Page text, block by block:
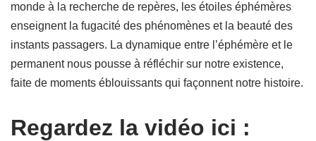
monde à la recherche de repères, les étoiles éphémères
enseignent la fugacité des phénomènes et la beauté des
instants passagers. La dynamique entre l’éphémère et le
permanent nous pousse à réfléchir sur notre existence,
faite de moments éblouissants qui façonnent notre histoire.
Regardez la vidéo ici :